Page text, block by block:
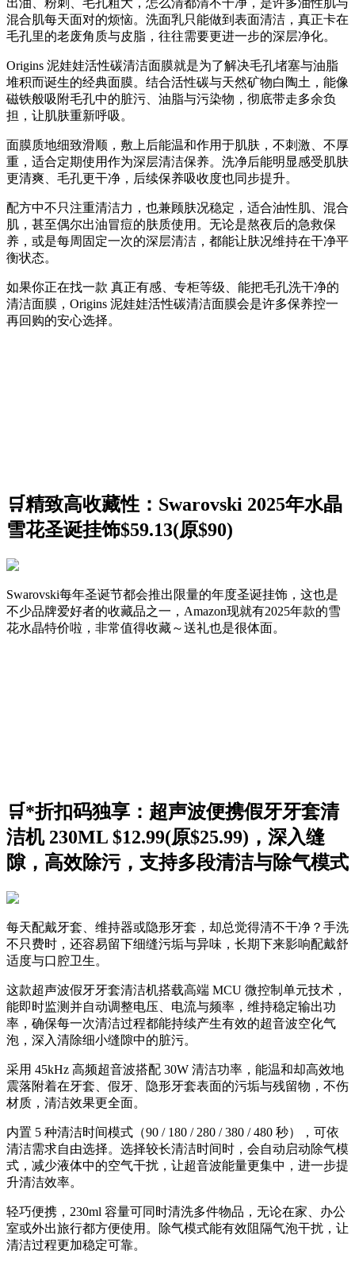
出油、粉刺、毛孔粗大，怎么清都清不干净，是许多油性肌与
混合肌每天面对的烦恼。洗面乳只能做到表面清洁，真正卡在
毛孔里的老废角质与皮脂，往往需要更进一步的深层净化。
Origins 泥娃娃活性碳清洁面膜就是为了解决毛孔堵塞与油脂
堆积而诞生的经典面膜。结合活性碳与天然矿物白陶土，能像
磁铁般吸附毛孔中的脏污、油脂与污染物，彻底带走多余负
担，让肌肤重新呼吸。
面膜质地细致滑顺，敷上后能温和作用于肌肤，不刺激、不厚
重，适合定期使用作为深层清洁保养。洗净后能明显感受肌肤
更清爽、毛孔更干净，后续保养吸收度也同步提升。
配方中不只注重清洁力，也兼顾肤况稳定，适合油性肌、混合
肌，甚至偶尔出油冒痘的肤质使用。无论是熬夜后的急救保
养，或是每周固定一次的深层清洁，都能让肤况维持在干净平
衡状态。
如果你正在找一款 真正有感、专柜等级、能把毛孔洗干净的
清洁面膜，Origins 泥娃娃活性碳清洁面膜会是许多保养控一
再回购的安心选择。
🛒精致高收藏性：Swarovski 2025年水晶
雪花圣诞挂饰$59.13(原$90)
Swarovski每年圣诞节都会推出限量的年度圣诞挂饰，这也是
不少品牌爱好者的收藏品之一，Amazon现就有2025年款的雪
花水晶特价啦，非常值得收藏～送礼也是很体面。
🛒*折扣码独享：超声波便携假牙牙套清
洁机 230ML $12.99(原$25.99)，深入缝
隙，高效除污，支持多段清洁与除气模式
每天配戴牙套、维持器或隐形牙套，却总觉得清不干净？手洗
不只费时，还容易留下细缝污垢与异味，长期下来影响配戴舒
适度与口腔卫生。
这款超声波假牙牙套清洁机搭载高端 MCU 微控制单元技术，
能即时监测并自动调整电压、电流与频率，维持稳定输出功
率，确保每一次清洁过程都能持续产生有效的超音波空化气
泡，深入清除细小缝隙中的脏污。
采用 45kHz 高频超音波搭配 30W 清洁功率，能温和却高效地
震落附着在牙套、假牙、隐形牙套表面的污垢与残留物，不伤
材质，清洁效果更全面。
内置 5 种清洁时间模式（90 / 180 / 280 / 380 / 480 秒），可依
清洁需求自由选择。选择较长清洁时间时，会自动启动除气模
式，减少液体中的空气干扰，让超音波能量更集中，进一步提
升清洁效率。
轻巧便携，230ml 容量可同时清洗多件物品，无论在家、办公
室或外出旅行都方便使用。除气模式能有效阻隔气泡干扰，让
清洁过程更加稳定可靠。